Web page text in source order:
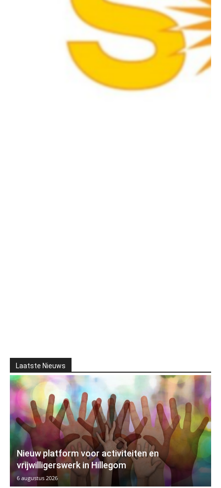
Laatste Nieuws
Nieuw platform voor activiteiten en
vrijwilligerswerk in Hillegom
6 augustus 2026